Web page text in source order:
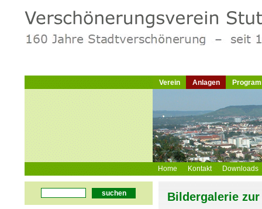
Verein Anlagen
Home Kontakt Downloads
suchen Bildergalerie